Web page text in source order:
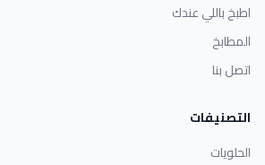
اطبخ باللي عندك
المطابخ
اتصل بنا
التصنيفات
الحلويات